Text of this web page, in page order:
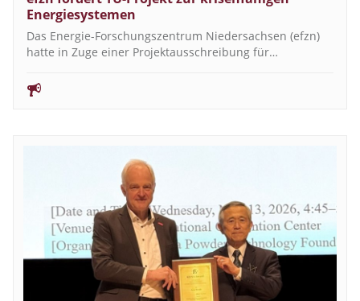
Energiesystemen
Das Energie-Forschungszentrum Niedersachsen (efzn)
hatte in Zuge einer Projektausschreibung für…